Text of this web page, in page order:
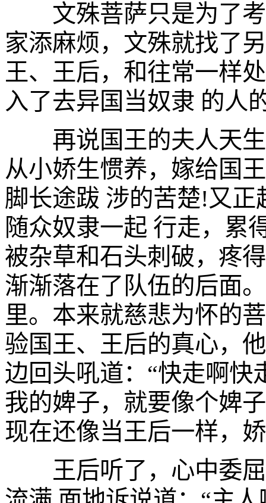
文殊菩萨只是为了考
家添麻烦，文殊就找了
王、王后，和往常一样
入了去异国当奴隶 的人
再说国王的夫人天生
从小娇生惯养，嫁给国
脚长途跋 涉的苦楚!又
随众奴隶一起 行走，累
被杂草和石头刺破，疼
渐渐落在了队伍的后面
里。本来就慈悲为怀的
验国王、王后的真心，
边回头吼道：“快走啊快
我的婢子，就要像个婢
现在还像当王后一样，
王后听了，心中委屈